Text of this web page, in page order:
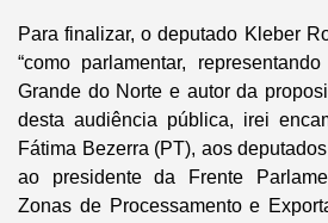
Para finalizar, o deputado Kleber
“como parlamentar,
Grande do Norte e autor da
desta audiência pública, irei
Fátima Bezerra (PT), aos
ao presidente da Frente
Zonas de Processamento e